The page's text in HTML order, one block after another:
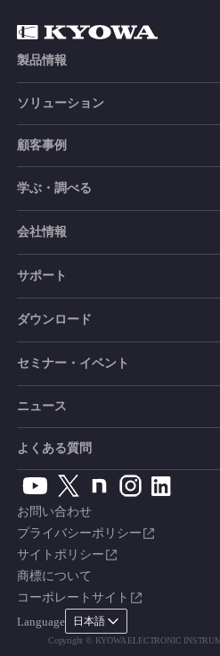
製品情報
ひずみゲージ
センサ（変換器）
ロードセル
加速度センサ
圧力センサ
トルクセンサ
土木建築用センサ
荷重計
土圧計
間隙水圧計
鉄筋計
沈下計
応力計
継目計
変位計
自動車用センサ
シートベルト張力計
操舵力・操舵角計
手ブレーキ計・チェンジレ
人体ダミー用センサ
測定器
データロガー
指示計・表示器
増幅器（アンプ）
ハンディ測定器（チェッカ）
ソフトウェア
計測システム
道路用計測システム
鉄道用計測システム
自動車用計測システム
試験装置・システム
ブリッジボックス
ケーブル・コネクタ
アクセサリ
オーダーメイド製品
生産終了製品
ソリューション
顧客事例
学ぶ・調べる
ひずみゲージ
センサ（変換器）
測定器
光ファイバ計測ソリューション
単位変換表
用語集
会社情報
拠点情報
会社概要
サポート
製品輸出時の取り扱いと該非判
毒物及び劇物譲受書
安全データシート（SDS）
カタログ・資料のダウンロード
生産終了製品一覧
ダウンロード
カタログ
取扱説明書
CADデータ
ソフトウェアバージョンアップ
総合カタログ
安全データシート（SDS）
CE適合品 受注・販売状況
セミナー・イベント
セミナー・講習会
イベント・展示会
ニュース
よくある質問
お問い合わせ
プライバシーポリシー
サイトポリシー
商標について
コーポレートサイト
Language
日本語
Copyright © KYOWA ELECTRONIC